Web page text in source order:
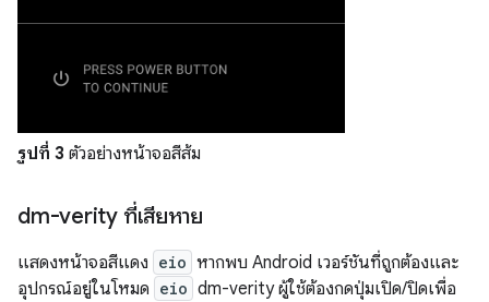
รูปที่ 3 ตัวอย่างหน้าจอสีส้ม
dm-verity ที่เสียหาย
แสดงหน้าจอสีแดง eio หากพบ Android เวอร์ชันที่ถูกต้องและ
อุปกรณ์อยู่ในโหมด eio dm-verity ผู้ใช้ต้องกดปุ่มเปิด/ปิดเพื่อ